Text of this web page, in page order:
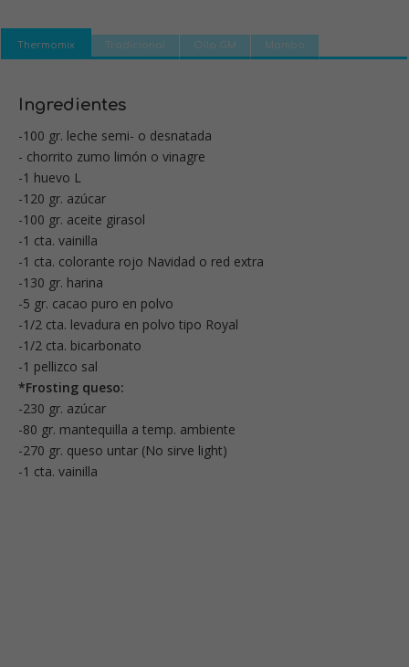
Thermomix Tradicional Olla GM Mambo
Ingredientes
-100 gr. leche semi- o desnatada
- chorrito zumo limón o vinagre
-1 huevo L
-120 gr. azúcar
-100 gr. aceite girasol
-1 cta. vainilla
-1 cta. colorante rojo Navidad o red extra
-130 gr. harina
-5 gr. cacao puro en polvo
-1/2 cta. levadura en polvo tipo Royal
-1/2 cta. bicarbonato
-1 pellizco sal
*Frosting queso:
-230 gr. azúcar
-80 gr. mantequilla a temp. ambiente
-270 gr. queso untar (No sirve light)
-1 cta. vainilla